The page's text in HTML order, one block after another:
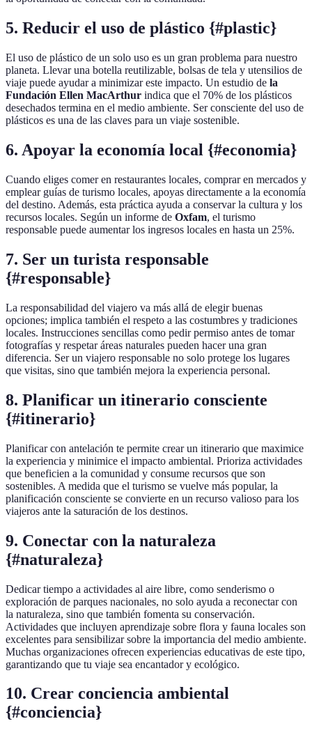
5. Reducir el uso de plástico {#plastic}
El uso de plástico de un solo uso es un gran problema para nuestro
planeta. Llevar una botella reutilizable, bolsas de tela y utensilios de
viaje puede ayudar a minimizar este impacto. Un estudio de la
Fundación Ellen MacArthur indica que el 70% de los plásticos
desechados termina en el medio ambiente. Ser consciente del uso de
plásticos es una de las claves para un viaje sostenible.
6. Apoyar la economía local {#economia}
Cuando eliges comer en restaurantes locales, comprar en mercados y
emplear guías de turismo locales, apoyas directamente a la economía
del destino. Además, esta práctica ayuda a conservar la cultura y los
recursos locales. Según un informe de Oxfam, el turismo
responsable puede aumentar los ingresos locales en hasta un 25%.
7. Ser un turista responsable
{#responsable}
La responsabilidad del viajero va más allá de elegir buenas
opciones; implica también el respeto a las costumbres y tradiciones
locales. Instrucciones sencillas como pedir permiso antes de tomar
fotografías y respetar áreas naturales pueden hacer una gran
diferencia. Ser un viajero responsable no solo protege los lugares
que visitas, sino que también mejora la experiencia personal.
8. Planificar un itinerario consciente
{#itinerario}
Planificar con antelación te permite crear un itinerario que maximice
la experiencia y minimice el impacto ambiental. Prioriza actividades
que beneficien a la comunidad y consume recursos que son
sostenibles. A medida que el turismo se vuelve más popular, la
planificación consciente se convierte en un recurso valioso para los
viajeros ante la saturación de los destinos.
9. Conectar con la naturaleza
{#naturaleza}
Dedicar tiempo a actividades al aire libre, como senderismo o
exploración de parques nacionales, no solo ayuda a reconectar con
la naturaleza, sino que también fomenta su conservación.
Actividades que incluyen aprendizaje sobre flora y fauna locales son
excelentes para sensibilizar sobre la importancia del medio ambiente.
Muchas organizaciones ofrecen experiencias educativas de este tipo,
garantizando que tu viaje sea encantador y ecológico.
10. Crear conciencia ambiental
{#conciencia}